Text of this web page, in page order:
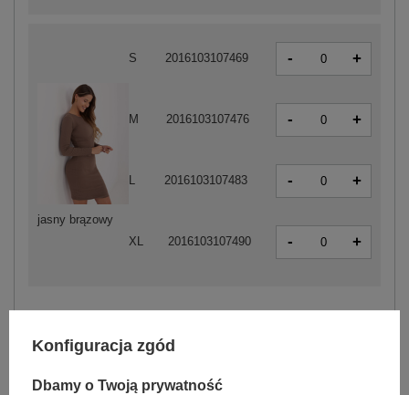
jasny brązowy
S 2016103107469 - +
M 2016103107476 - +
L 2016103107483 - +
XL 2016103107490 - +
ZALOGUJ SIĘ I ZOBACZ CENĘ
Konfiguracja zgód
Dbamy o Twoją prywatność